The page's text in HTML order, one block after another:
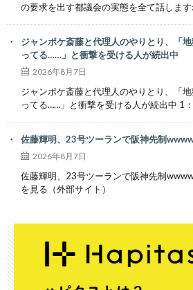
の要求を出す都議会の実態を全て話しま
ジャンポケ斎藤と代理人のやりとり、「
ってる……」と衝撃を受ける人が続出中
2026年8月7日
ジャンポケ斎藤と代理人のやりとり、「
ってる……」と衝撃を受ける人が続出中 1
佐藤輝明、23号ツーランで阪神先制
2026年8月7日
佐藤輝明、23号ツーランで阪神先制
を見る（外部サイト）